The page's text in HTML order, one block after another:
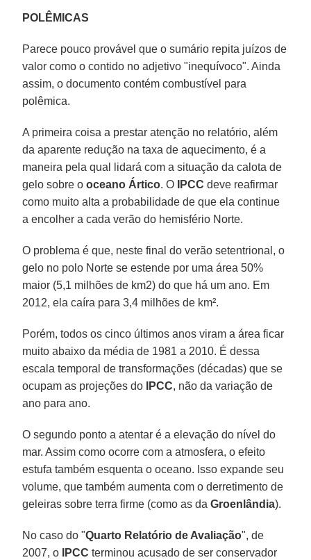
POLÊMICAS
Parece pouco provável que o sumário repita juízos de
valor como o contido no adjetivo "inequívoco". Ainda
assim, o documento contém combustível para
polêmica.
A primeira coisa a prestar atenção no relatório, além
da aparente redução na taxa de aquecimento, é a
maneira pela qual lidará com a situação da calota de
gelo sobre ooceano Ártico. O IPCC deve reafirmar
como muito alta a probabilidade de que ela continue
a encolher a cada verão do hemisfério Norte.
O problema é que, neste final do verão setentrional, o
gelo no polo Norte se estende por uma área 50%
maior (5,1 milhões de km2) do que há um ano. Em
2012, ela caíra para 3,4 milhões de km².
Porém, todos os cinco últimos anos viram a área ficar
muito abaixo da média de 1981 a 2010. É dessa
escala temporal de transformações (décadas) que se
ocupam as projeções do
IPCC, não da variação de
ano para ano.
O segundo ponto a atentar é a elevação do nível do
mar. Assim como ocorre com a atmosfera, o efeito
estufa também esquenta o oceano. Isso expande seu
volume, que também aumenta com o derretimento de
geleiras sobre terra firme (como as daGroenlândia).
No caso do "Quarto Relatório de Avaliação", de
2007, o
IPCC terminou acusado de ser conservador